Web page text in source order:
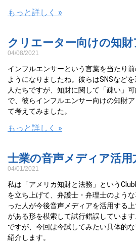
もっと詳しく »
クリエーター向けの知
04/08/2021
インフルエンサーという言葉を当たり
ようになりましたね。彼らはSNSなど
人たちですが、知財に関して「疎い」
で、彼らインフルエンサー向けの知財
て考えてみました。
もっと詳しく »
士業の音声メディア活用
04/01/2021
私は「アメリカ知財と法務」という
を立ち上げて、弁護士・弁理士のよう
った人が今後音声メディアを活用する
がある形を模索して試行錯誤していま
ですが、今回は今試してみたい具体的
紹介します。